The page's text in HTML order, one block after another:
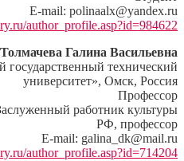
E-mail: polinaalx@yandex.ru
author_profile.asp?id=984622
Толмачева Галина Васильевна
технический
университет», Омск, Россия
Профессор
работник культуры
РФ, профессор
E-mail: galina_dk@mail.ru
author_profile.asp?id=714204